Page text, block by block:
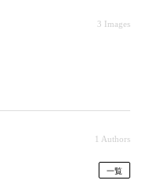
3 Images
1 Authors
一覧